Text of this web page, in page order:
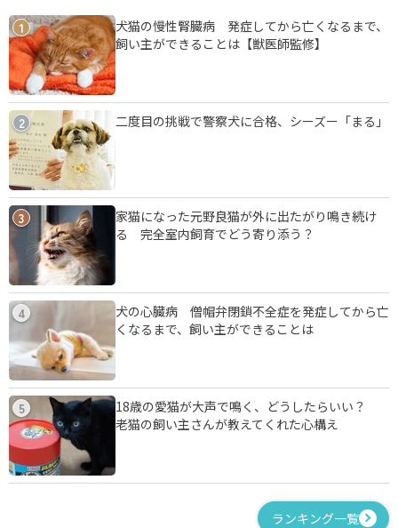
1
犬猫の慢性腎臓病 発症してから亡くなるまで、
飼い主ができることは【獣医師監修】
2 二度目の挑戦で警察犬に合格、シーズー「まる」
3
家猫になった元野良猫が外に出たがり鳴き続け
る 完全室内飼育でどう寄り添う？
4
犬の心臓病 僧帽弁閉鎖不全症を発症してから亡
くなるまで、飼い主ができることは
5
18歳の愛猫が大声で鳴く、どうしたらいい？
老猫の飼い主さんが教えてくれた心構え
ランキング一覧